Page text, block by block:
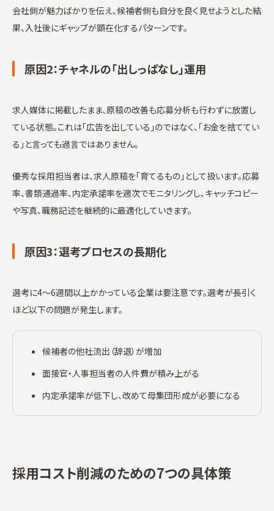
会社側が魅力ばかりを伝え、候補者側も自分を良く見せようとした結
果、入社後にギャップが顕在化するパターンです。
原因2：チャネルの「出しっぱなし」運用
求人媒体に掲載したまま、原稿の改善も応募分析も行わずに放置し
ている状態。これは「広告を出している」のではなく、「お金を捨ててい
る」と言っても過言ではありません。
優秀な採用担当者は、求人原稿を「育てるもの」として扱います。応募
率、書類通過率、内定承諾率を週次でモニタリングし、キャッチコピー
や写真、職務記述を継続的に最適化していきます。
原因3：選考プロセスの長期化
選考に4〜6週間以上かかっている企業は要注意です。選考が長引く
ほど以下の問題が発生します。
候補者の他社流出（辞退）が増加
面接官・人事担当者の人件費が積み上がる
内定承諾率が低下し、改めて母集団形成が必要になる
採用コスト削減のための7つの具体策